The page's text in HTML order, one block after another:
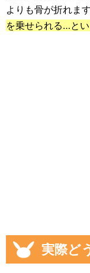
よりも骨が折れます
を乗せられる…と
実際ど